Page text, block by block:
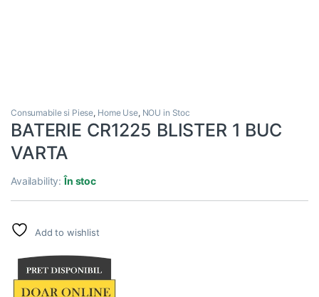
Consumabile si Piese, Home Use, NOU in Stoc
BATERIE CR1225 BLISTER 1 BUC
VARTA
Availability:În stoc
Add to wishlist